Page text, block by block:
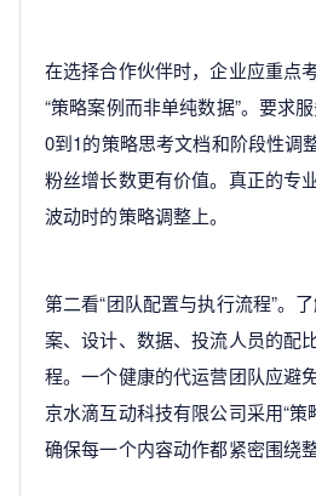
在选择合作伙伴时，企业应重点
“策略案例而非单纯数据”。要求
0到1的策略思考文档和阶段性调
粉丝增长数更有价值。真正的专
波动时的策略调整上。
第二看“团队配置与执行流程”。
案、设计、数据、投流人员的配
程。一个健康的代运营团队应避
京水滴互动科技有限公司采用“策
确保每一个内容动作都紧密围绕